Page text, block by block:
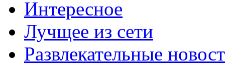
Интересное
Лучщее из сети
Развлекательные